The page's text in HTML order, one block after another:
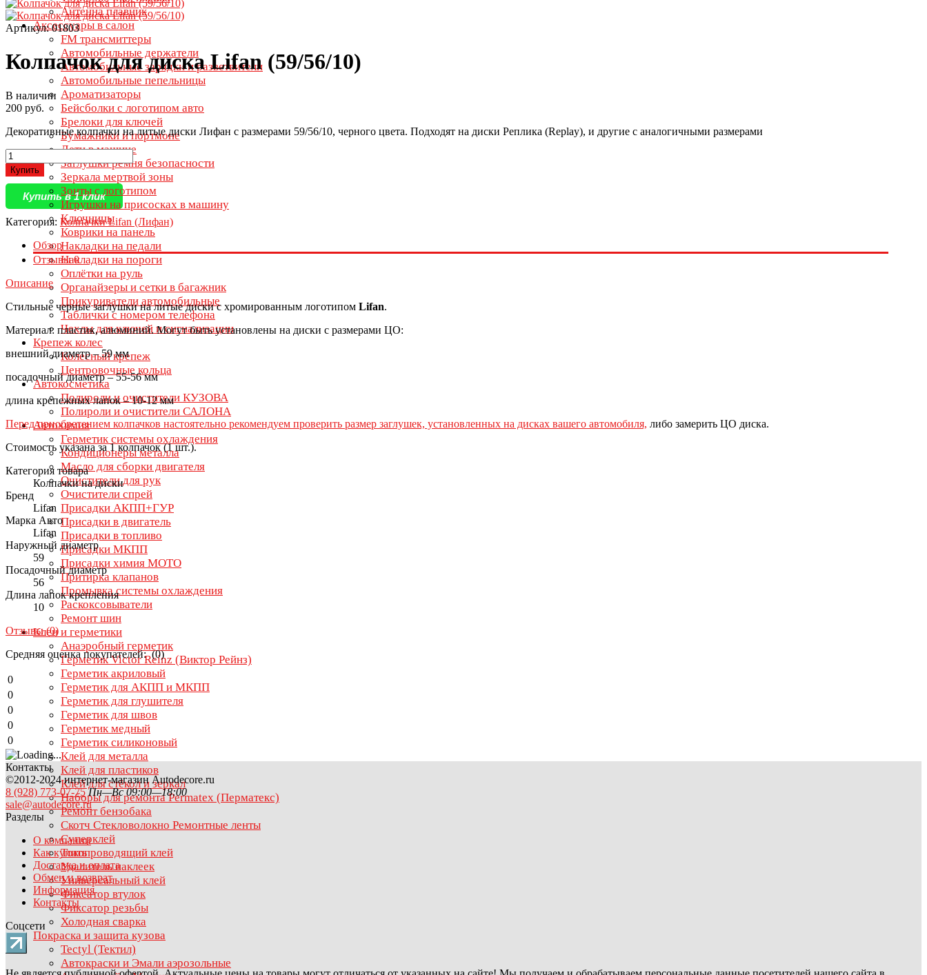
Антенна плавник
Аксессуары в салон
FM трансмиттеры
Автомобильные держатели
Автомобильные зарядки и разветвители
Автомобильные пепельницы
Ароматизаторы
Бейсболки с логотипом авто
Брелоки для ключей
Бумажники и портмоне
Дети в машине
Заглушки ремня безопасности
Зеркала мертвой зоны
Зонты с логотипом
Игрушки на присосках в машину
Ключницы
Коврики на панель
Накладки на педали
Накладки на пороги
Оплётки на руль
Органайзеры и сетки в багажник
Прикуриватели автомобильные
Таблички с номером телефона
Чехлы для ключей и сигнализации
Крепеж колес
Колесный крепеж
Центровочные кольца
Автокосметика
Полироли и очистители КУЗОВА
Полироли и очистители САЛОНА
Автохимия
Герметик системы охлаждения
Кондиционеры металла
Масло для сборки двигателя
Очистители для рук
Очистители спрей
Присадки АКПП+ГУР
Присадки в двигатель
Присадки в топливо
Присадки МКПП
Присадки химия МОТО
Притирка клапанов
Промывка системы охлаждения
Раскоксовыватели
Ремонт шин
Клеи и герметики
Анаэробный герметик
Герметик Victor Reinz (Виктор Рейнз)
Герметик акриловый
Герметик для АКПП и МКПП
Герметик для глушителя
Герметик для швов
Герметик медный
Герметик силиконовый
Клей для металла
Клей для пластиков
Клей для стёкол и зеркал
Наборы для ремонта Permatex (Перматекс)
Ремонт бензобака
Скотч Стекловолокно Ремонтные ленты
Суперклей
Токопроводящий клей
Удалитель наклеек
Универсальный клей
Фиксатор втулок
Фиксатор резьбы
Холодная сварка
Покраска и защита кузова
Tectyl (Тектил)
Автокраски и Эмали аэрозольные
Артикул: 01803
Колпачок для диска Lifan (59/56/10)
В наличии
200 руб.
Декоративные колпачки на литые диски Лифан с размерами 59/56/10, черного цвета. Подходят на диски Реплика (Replay), и другие с аналогичными размерами
Купить
Купить в 1 клик
Категория: Колпачки Lifan (Лифан)
Обзор
Отзывы0
Описание
Стильные черные заглушки на литые диски с хромированным логотипом Lifan.
Материал: пластик, алюминий. Могут быть установлены на диски с размерами ЦО:
внешний диаметр – 59 мм
посадочный диаметр – 55-56 мм
длина крепежных лапок – 10-12 мм
Перед приобретением колпачков настоятельно рекомендуем проверить размер заглушек, установленных на дисках вашего автомобиля, либо замерить ЦО диска.
Стоимость указана за 1 колпачок (1 шт.).
Категория товара
Колпачки на диски
Бренд
Lifan
Марка Авто
Lifan
Наружный диаметр
59
Посадочный диаметр
56
Длина лапок крепления
10
Отзывы (0)
Средняя оценка покупателей: (0)
0
0
0
0
0
Контакты
©2012-2024 интернет-магазин Autodecore.ru
8 (928) 773-07-75 Пн—Вс 09:00—18:00
sale@autodecore.ru
Разделы
О компании
Как купить
Доставка и оплата
Обмен и возврат
Информация
Контакты
Соцсети